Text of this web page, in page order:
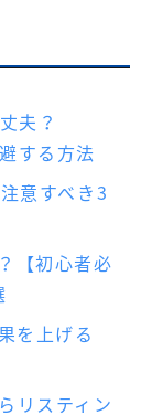
夫？
する方法
意すべき3
【初心者必
を上げる
リスティン